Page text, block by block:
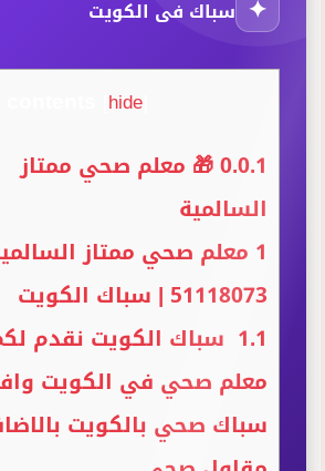
✦ سباك فى الكويت
hide
0.0.1🎁 معلم صحي ممتاز
السالمية
1 معلم صحي ممتاز
51118073 | سباك الكويت
1.1 سباك الكويت نقدم
معلم صحي في الكويت
سباك صحي بالكويت